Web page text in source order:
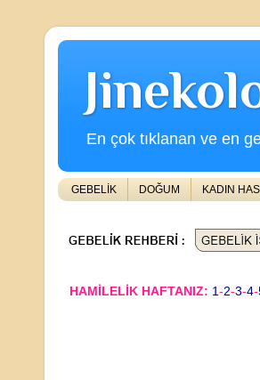
En çok tıklanan ve en
GEBELİK DOĞUM KADIN
HAMİLELİK HAFTANIZ: 1-2-3-4-